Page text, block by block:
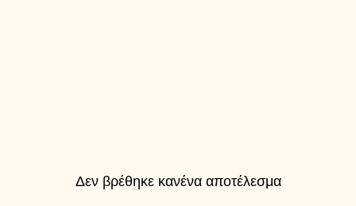
Δεν βρέθηκε κανένα αποτέλεσμα